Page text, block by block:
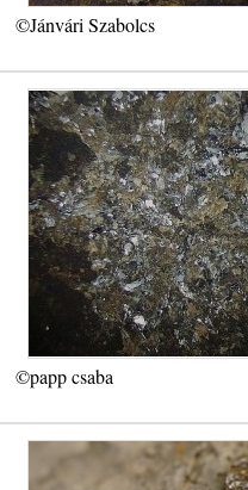
©Jánvári Szabolcs
©papp csaba